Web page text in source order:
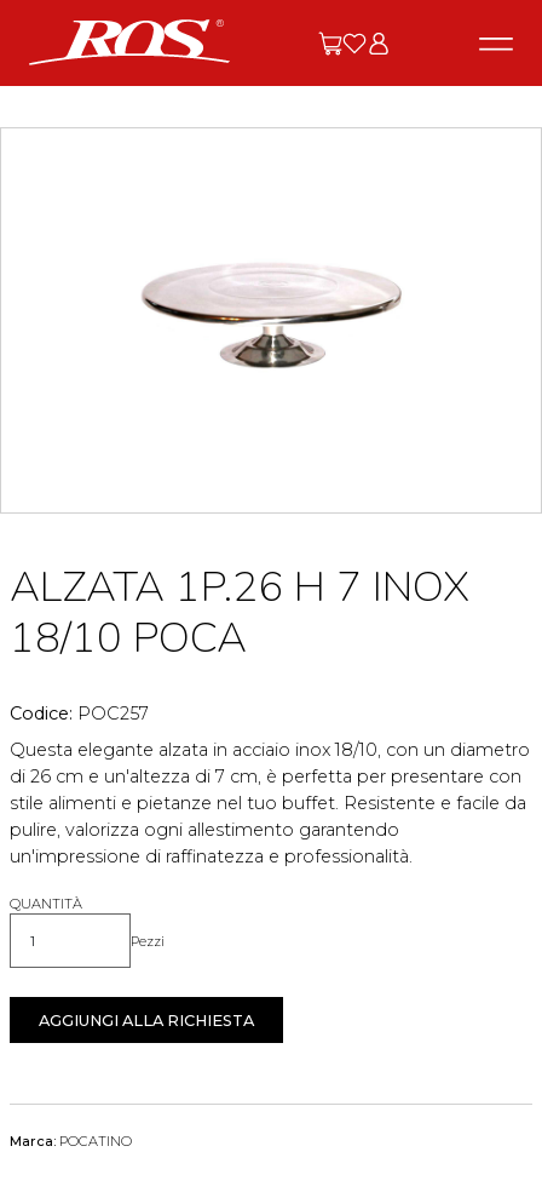
ALZATA 1P.26 H 7 INOX
18/10 POCA
Codice: POC257
Questa elegante alzata in acciaio inox 18/10, con un diametro
di 26 cm e un'altezza di 7 cm, è perfetta per presentare con
stile alimenti e pietanze nel tuo buffet. Resistente e facile da
pulire, valorizza ogni allestimento garantendo
un'impressione di raffinatezza e professionalità.
QUANTITÀ
Quantità Pezzi
AGGIUNGI ALLA RICHIESTA
Marca: POCATINO